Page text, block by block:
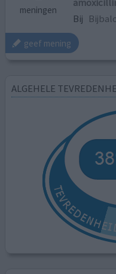
meningen
Bij
geef mening
ALGEHELE